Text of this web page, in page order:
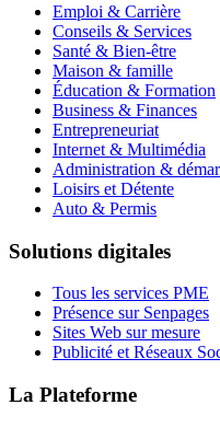
Emploi & Carrière
Conseils & Services
Santé & Bien-être
Maison & famille
Éducation & Formation
Business & Finances
Entrepreneuriat
Internet & Multimédia
Administration &
Loisirs et Détente
Auto & Permis
Solutions digitales
Tous les services PME
Présence sur Senpages
Sites Web sur mesure
Publicité et Réseaux
La Plateforme